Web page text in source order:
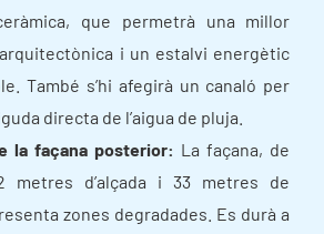
que permetrà una millor
i un estalvi energètic
També s’hi afegirà un canaló per
directa de l’aigua de pluja.
la façana posterior: La façana, de
metres d’alçada i 33 metres de
zones degradades. Es durà a